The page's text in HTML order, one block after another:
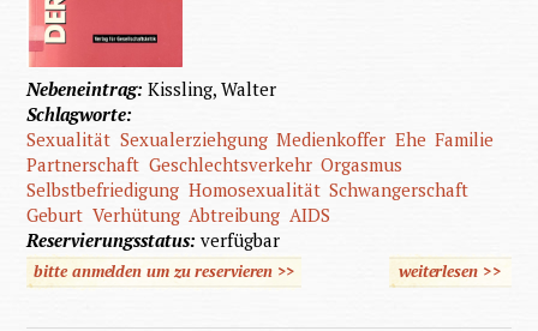
Nebeneintrag:Kissling, Walter
Schlagworte:
Sexualität Sexualerziehgung Medienkoffer Ehe Familie
Partnerschaft Geschlechtsverkehr Orgasmus
Selbstbefriedigung Homosexualität Schwangerschaft
Geburt Verhütung Abtreibung AIDS
Reservierungsstatus:verfügbar
bitte anmelden um zu reservieren >> weiterlesen
über
>>